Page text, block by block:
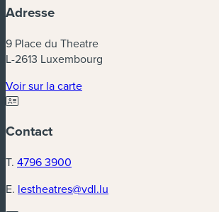
Adresse
9 Place du Theatre
L-2613 Luxembourg
Voir sur la carte(nouvelle fenêtre)
Contact
T. 4796 3900
E. lestheatres@vdl.lu